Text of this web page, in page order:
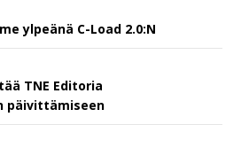
ylpeänä C-Load 2.0:N
TNE Editoria
päivittämiseen